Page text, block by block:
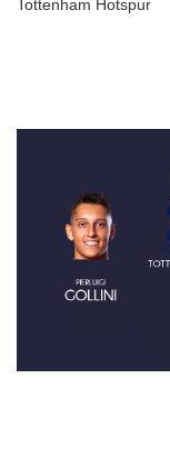
Tottenham Hotspur